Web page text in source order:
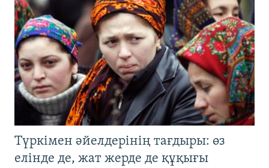
Түркімен әйелдерінің тағдыры: өз
елінде де, жат жерде де құқығы